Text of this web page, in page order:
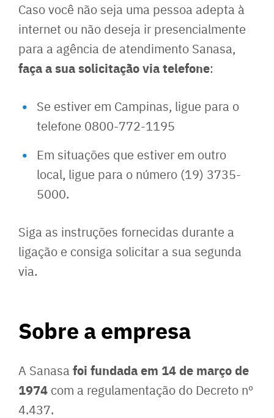
Caso você não seja uma pessoa adepta à
internet ou não deseja ir presencialmente
para a agência de atendimento Sanasa,
faça a sua solicitação via telefone:
Se estiver em Campinas, ligue para o
telefone 0800-772-1195
Em situações que estiver em outro
local, ligue para o número (19) 3735-
5000.
Siga as instruções fornecidas durante a
ligação e consiga solicitar a sua segunda
via.
Sobre a empresa
A Sanasa foi fundada em 14 de março de
1974 com a regulamentação do Decreto nº
4.437.